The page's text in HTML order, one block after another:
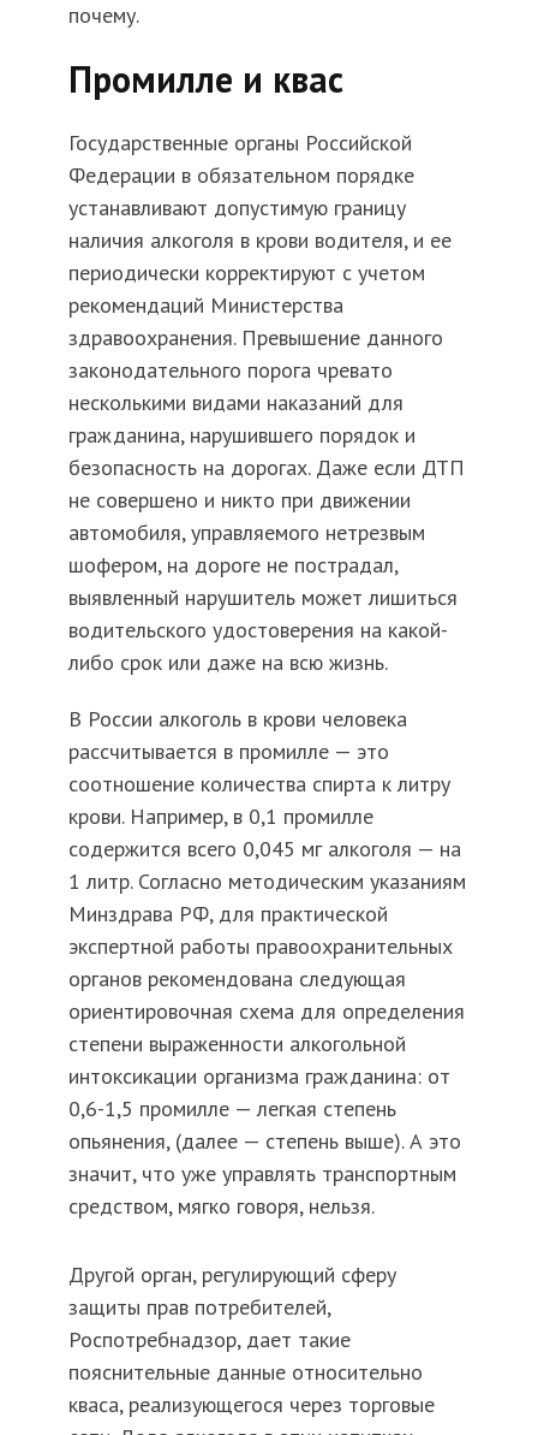
почему.
Промилле и квас
Государственные органы Российской
Федерации в обязательном порядке
устанавливают допустимую границу
наличия алкоголя в крови водителя, и ее
периодически корректируют с учетом
рекомендаций Министерства
здравоохранения. Превышение данного
законодательного порога чревато
несколькими видами наказаний для
гражданина, нарушившего порядок и
безопасность на дорогах. Даже если ДТП
не совершено и никто при движении
автомобиля, управляемого нетрезвым
шофером, на дороге не пострадал,
выявленный нарушитель может лишиться
водительского удостоверения на какой-
либо срок или даже на всю жизнь.
В России алкоголь в крови человека
рассчитывается в промилле — это
соотношение количества спирта к литру
крови. Например, в 0,1 промилле
содержится всего 0,045 мг алкоголя — на
1 литр. Согласно методическим указаниям
Минздрава РФ, для практической
экспертной работы правоохранительных
органов рекомендована следующая
ориентировочная схема для определения
степени выраженности алкогольной
интоксикации организма гражданина: от
0,6-1,5 промилле — легкая степень
опьянения, (далее — степень выше). А это
значит, что уже управлять транспортным
средством, мягко говоря, нельзя.
Другой орган, регулирующий сферу
защиты прав потребителей,
Роспотребнадзор, дает такие
пояснительные данные относительно
кваса, реализующегося через торговые